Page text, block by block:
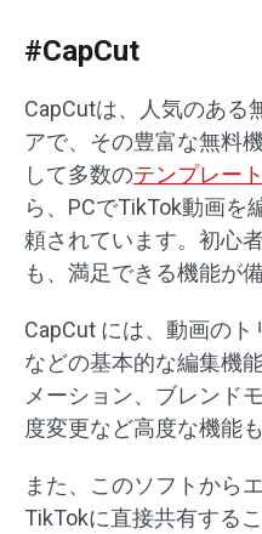
#CapCut
CapCutは、人気のある
アで、その豊富な無料
して多数のテンプレート
ら、PCでTikTok動画を
頼されています。初心
も、満足できる機能が
CapCut には、動画の
などの基本的な編集機
メーション、ブレンド
度変更など高度な機能
また、このソフトから
TikTokに直接共有する